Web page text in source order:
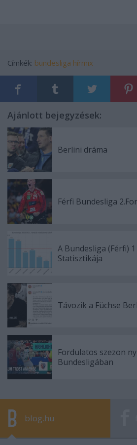
Címkék: bundesliga hírmix
Ajánlott bejegyzések:
Berlini dráma
Férfi Bundesliga
A Bundesliga (Férfi)
Statisztikája
Távozik a Füchse
Fordulatos szezon
Bundesligában
blog.hu